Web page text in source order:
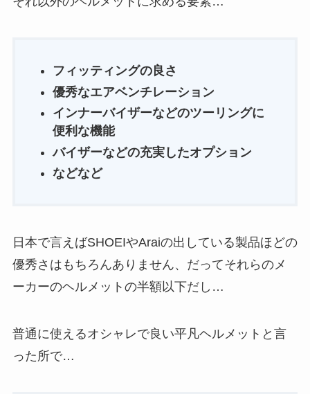
フィッティングの良さ
優秀なエアベンチレーション
インナーバイザーなどのツーリングに
便利な機能
バイザーなどの充実したオプション
などなど
日本で言えばSHOEIやAraiの出している製品ほどの
優秀さはもちろんありません、だってそれらのメ
ーカーのヘルメットの半額以下だし…
普通に使えるオシャレで良い平凡ヘルメットと言
った所で…